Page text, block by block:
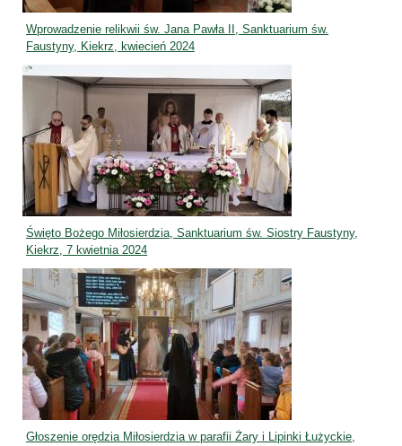
Wprowadzenie relikwii św. Jana Pawła II, Sanktuarium św.
Faustyny, Kiekrz, kwiecień 2024
Święto Bożego Miłosierdzia, Sanktuarium św. Siostry Faustyny,
Kiekrz, 7 kwietnia 2024
Głoszenie orędzia Miłosierdzia w parafii Żary i Lipinki Łużyckie,